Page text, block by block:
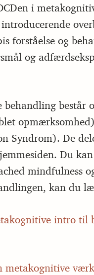
i
forståelse og
og
består
Syndrom). De
Du
mindfulness
kan du
intro til
metakognitive